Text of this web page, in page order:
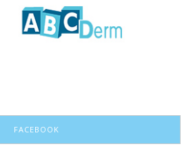
FACEBOOK